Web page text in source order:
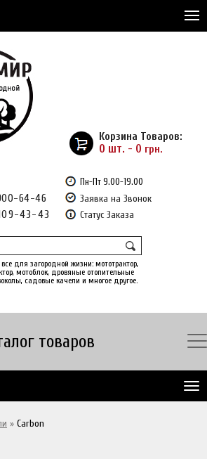
64-46
43-43
Пн-Пт 9.00-19.00
Заявка на Звонок
Статус Заказа
для загородной жизни: мототрактор,
мотоблок, дровяные отопительные
садовые качели и многое другое.
Корзина Товаров:
0 шт. - 0 грн.
товаров
» Carbon